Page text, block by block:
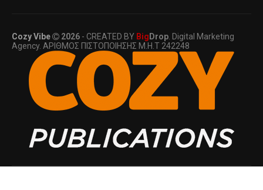
Cozy Vibe 2026 - CREATED BY Big Drop. Digital Marketing
Agency. ΑΡΙΘΜΟΣ ΠΙΣΤΟΠΟΙΗΣΗΣ Μ.Η.Τ 242248